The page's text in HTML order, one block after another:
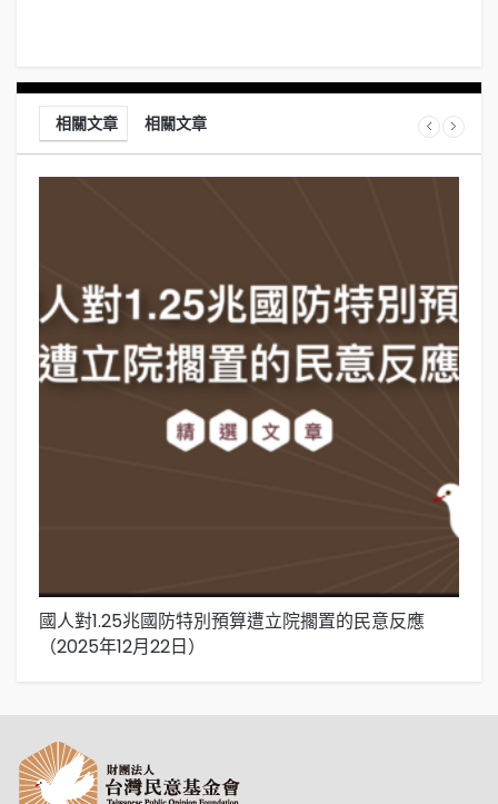
相關文章 相關文章
國人對1.25兆國防特別預算遭立院擱置的民意反應
（2025年12月22日）